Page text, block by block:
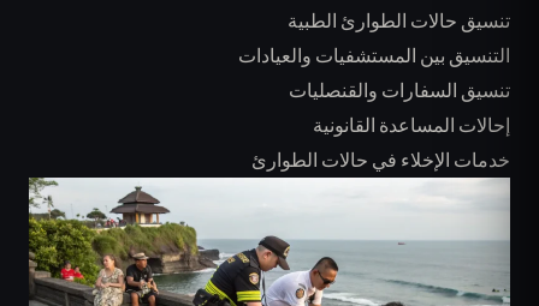
تنسيق حالات الطوارئ الطبية
التنسيق بين المستشفيات والعيادات
تنسيق السفارات والقنصليات
إحالات المساعدة القانونية
خدمات الإخلاء في حالات الطوارئ